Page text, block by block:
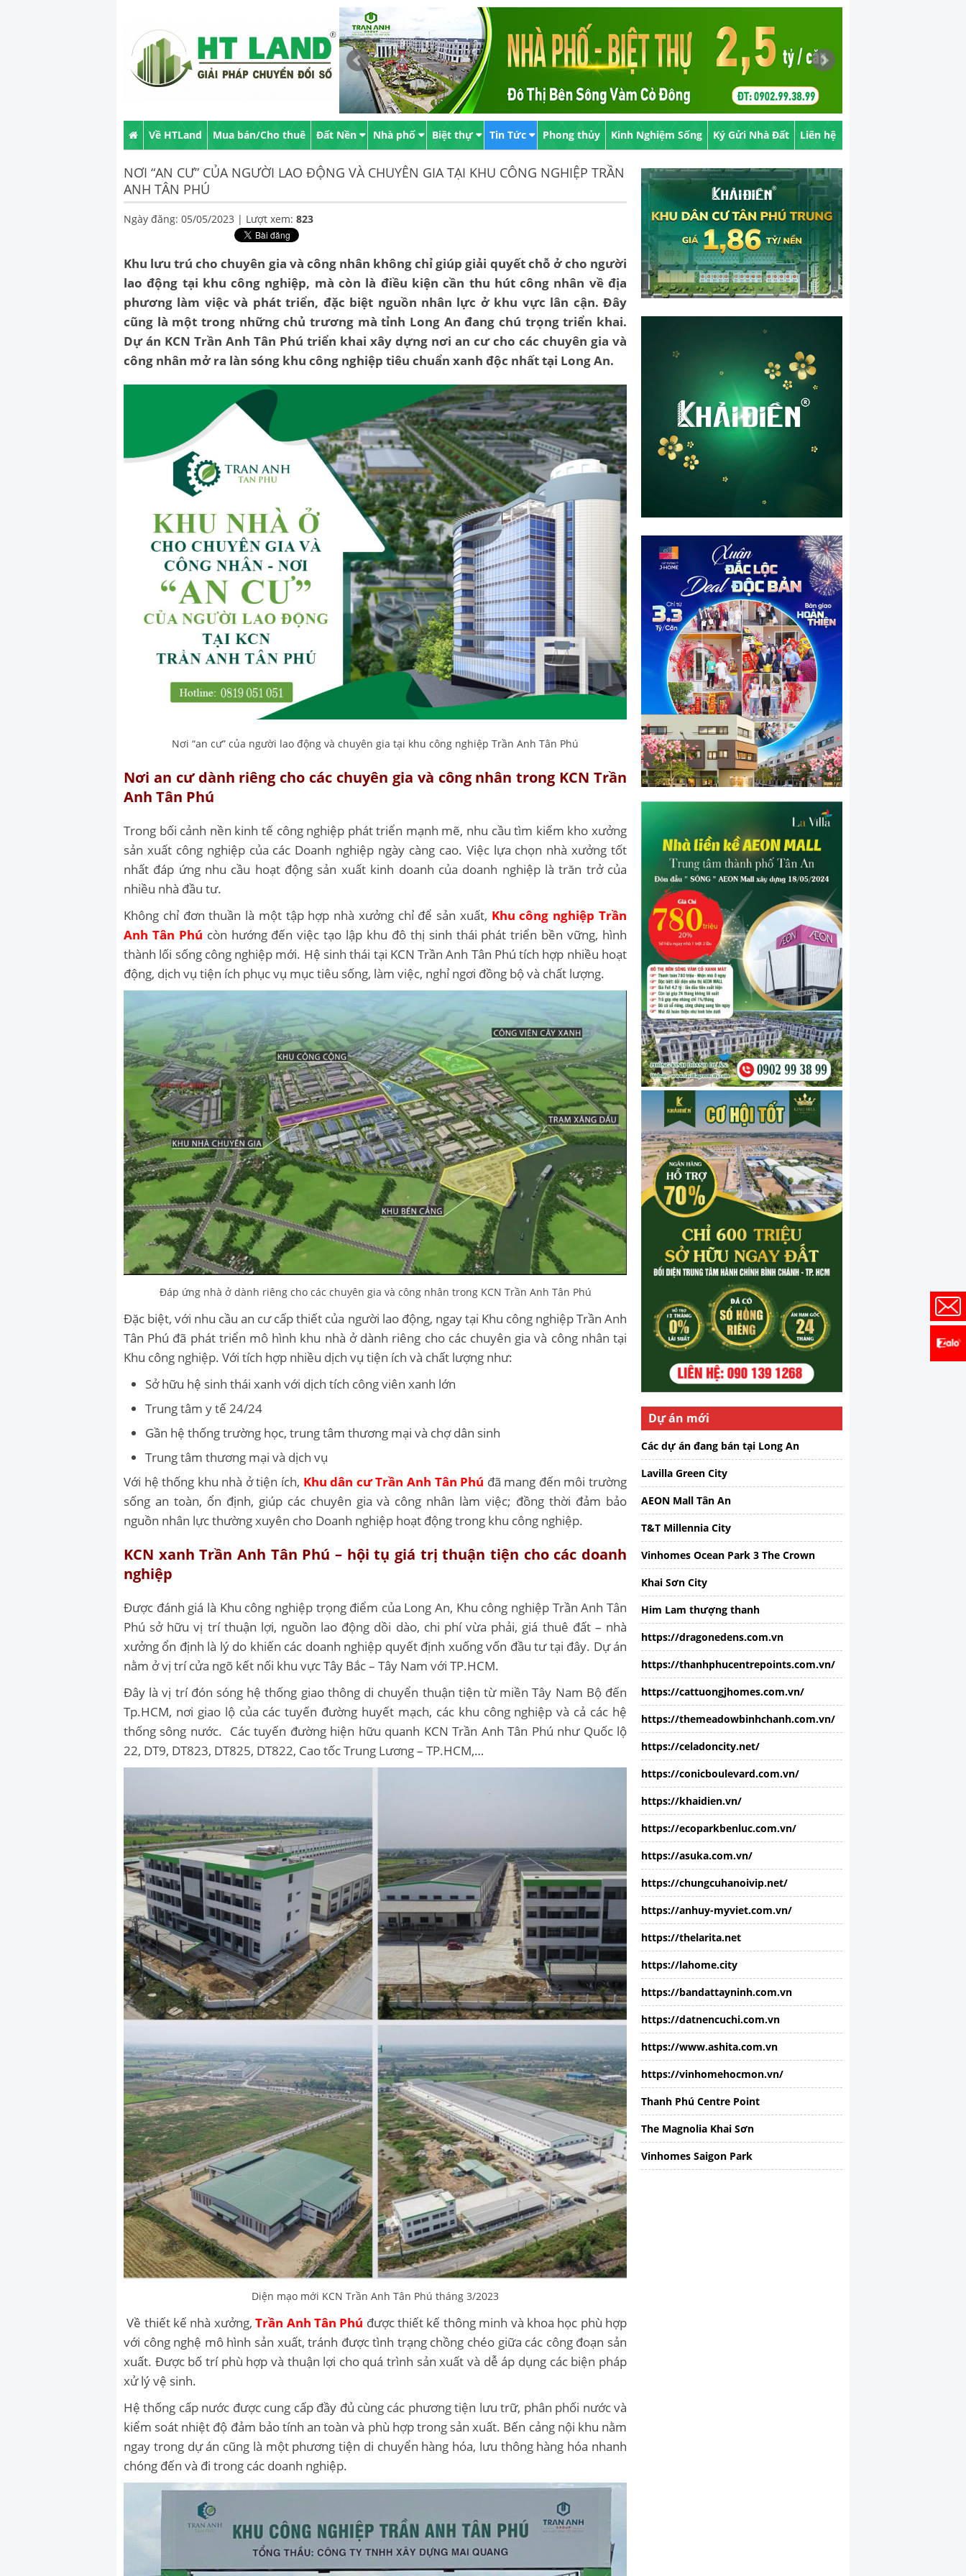
Về HTLand Mua bán/Cho thuê Đất Nền Nhà phố Biệt thự Tin Tức Phong thủy Kinh Nghiệm Sống Ký Gửi Nhà Đất Liên hệ
NƠI “AN CƯ” CỦA NGƯỜI LAO ĐỘNG VÀ CHUYÊN GIA TẠI KHU CÔNG NGHIỆP TRẦN
ANH TÂN PHÚ
Ngày đăng: 05/05/2023 | Lượt xem: 823
Khu lưu trú cho chuyên gia và công nhân không chỉ giúp giải quyết chỗ ở cho người
lao động tại khu công nghiệp, mà còn là điều kiện cần thu hút công nhân về địa
phương làm việc và phát triển, đặc biệt nguồn nhân lực ở khu vực lân cận. Đây
cũng là một trong những chủ trương mà tỉnh Long An đang chú trọng triển khai.
Dự án KCN Trần Anh Tân Phú triển khai xây dựng nơi an cư cho các chuyên gia và
công nhân mở ra làn sóng khu công nghiệp tiêu chuẩn xanh độc nhất tại Long An.
Nơi “an cư” của người lao động và chuyên gia tại khu công nghiệp Trần Anh Tân Phú
Nơi an cư dành riêng cho các chuyên gia và công nhân trong KCN Trần
Anh Tân Phú
Trong bối cảnh nền kinh tế công nghiệp phát triển mạnh mẽ, nhu cầu tìm kiếm kho xưởng
sản xuất công nghiệp của các Doanh nghiệp ngày càng cao. Việc lựa chọn nhà xưởng tốt
nhất đáp ứng nhu cầu hoạt động sản xuất kinh doanh của doanh nghiệp là trăn trở của
nhiều nhà đầu tư.
Không chỉ đơn thuần là một tập hợp nhà xưởng chỉ để sản xuất, Khu công nghiệp Trần
Anh Tân Phú còn hướng đến việc tạo lập khu đô thị sinh thái phát triển bền vững, hình
thành lối sống công nghiệp mới. Hệ sinh thái tại KCN Trần Anh Tân Phú tích hợp nhiều hoạt
động, dịch vụ tiện ích phục vụ mục tiêu sống, làm việc, nghỉ ngơi đồng bộ và chất lượng.
Đáp ứng nhà ở dành riêng cho các chuyên gia và công nhân trong KCN Trần Anh Tân Phú
Đặc biệt, với nhu cầu an cư cấp thiết của người lao động, ngay tại Khu công nghiệp Trần Anh
Tân Phú đã phát triển mô hình khu nhà ở dành riêng cho các chuyên gia và công nhân tại
Khu công nghiệp. Với tích hợp nhiều dịch vụ tiện ích và chất lượng như:
Sở hữu hệ sinh thái xanh với dịch tích công viên xanh lớn
Trung tâm y tế 24/24
Gần hệ thống trường học, trung tâm thương mại và chợ dân sinh
Trung tâm thương mại và dịch vụ
Với hệ thống khu nhà ở tiện ích, Khu dân cư Trần Anh Tân Phú đã mang đến môi trường
sống an toàn, ổn định, giúp các chuyên gia và công nhân làm việc; đồng thời đảm bảo
nguồn nhân lực thường xuyên cho Doanh nghiệp hoạt động trong khu công nghiệp.
KCN xanh Trần Anh Tân Phú – hội tụ giá trị thuận tiện cho các doanh
nghiệp
Được đánh giá là Khu công nghiệp trọng điểm của Long An, Khu công nghiệp Trần Anh Tân
Phú sở hữu vị trí thuận lợi, nguồn lao động dồi dào, chi phí vừa phải, giá thuê đất – nhà
xưởng ổn định là lý do khiến các doanh nghiệp quyết định xuống vốn đầu tư tại đây. Dự án
nằm ở vị trí cửa ngõ kết nối khu vực Tây Bắc – Tây Nam với TP.HCM.
Đây là vị trí đón sóng hệ thống giao thông di chuyển thuận tiện từ miền Tây Nam Bộ đến
Tp.HCM, nơi giao lộ của các tuyến đường huyết mạch, các khu công nghiệp và cả các hệ
thống sông nước. Các tuyến đường hiện hữu quanh KCN Trần Anh Tân Phú như Quốc lộ
22, DT9, DT823, DT825, DT822, Cao tốc Trung Lương – TP.HCM,…
Diện mạo mới KCN Trần Anh Tân Phú tháng 3/2023
Về thiết kế nhà xưởng,Trần Anh Tân Phú được thiết kế thông minh và khoa học phù hợp
với công nghệ mô hình sản xuất, tránh được tình trạng chồng chéo giữa các công đoạn sản
xuất. Được bố trí phù hợp và thuận lợi cho quá trình sản xuất và dễ áp dụng các biện pháp
xử lý vệ sinh.
Hệ thống cấp nước được cung cấp đầy đủ cùng các phương tiện lưu trữ, phân phối nước và
kiểm soát nhiệt độ đảm bảo tính an toàn và phù hợp trong sản xuất. Bến cảng nội khu nằm
ngay trong dự án cũng là một phương tiện di chuyển hàng hóa, lưu thông hàng hóa nhanh
chóng đến và đi trong các doanh nghiệp.
Dự án mới
Các dự án đang bán tại Long An
Lavilla Green City
AEON Mall Tân An
T&T Millennia City
Vinhomes Ocean Park 3 The Crown
Khai Sơn City
Him Lam thượng thanh
https://dragonedens.com.vn
https://thanhphucentrepoints.com.vn/
https://cattuongjhomes.com.vn/
https://themeadowbinhchanh.com.vn/
https://celadoncity.net/
https://conicboulevard.com.vn/
https://khaidien.vn/
https://ecoparkbenluc.com.vn/
https://asuka.com.vn/
https://chungcuhanoivip.net/
https://anhuy-myviet.com.vn/
https://thelarita.net
https://lahome.city
https://bandattayninh.com.vn
https://datnencuchi.com.vn
https://www.ashita.com.vn
https://vinhomehocmon.vn/
Thanh Phú Centre Point
The Magnolia Khai Sơn
Vinhomes Saigon Park